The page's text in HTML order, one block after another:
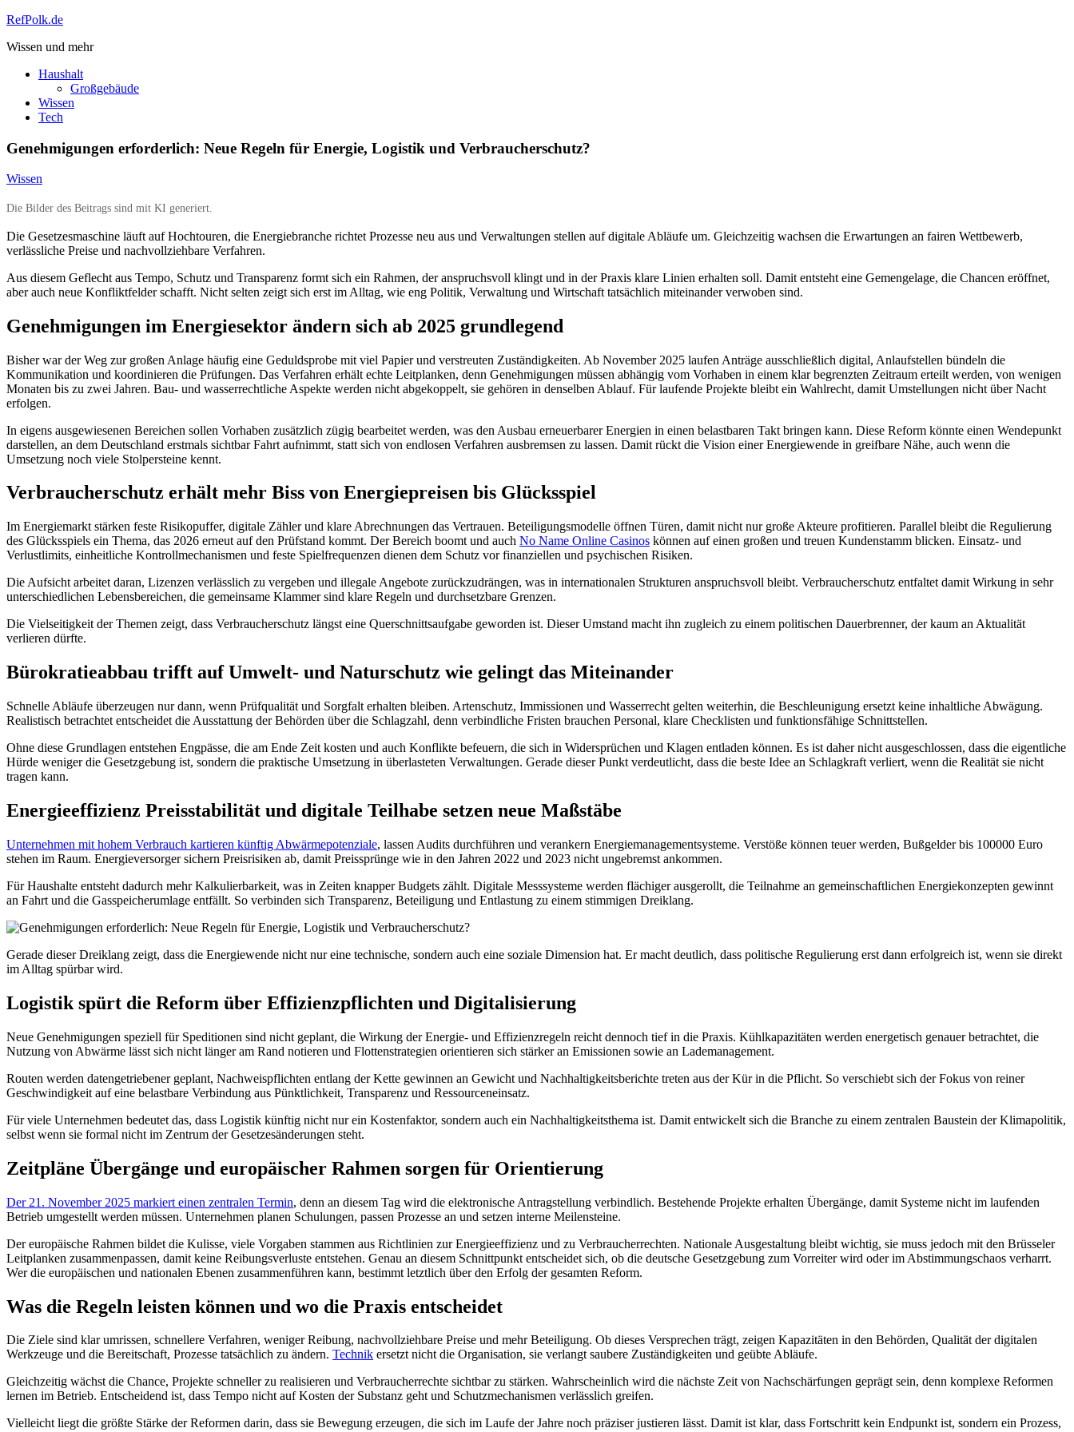
Zum
springen
RefPolk.de
Wissen und mehr
Haushalt
Großgebäude
Wissen
Tech
Genehmigungen erforderlich: Neue Regeln für Energie, Logistik und Verbraucherschutz?
Wissen
Die Bilder des Beitrags sind mit KI generiert.
Die Gesetzesmaschine läuft auf Hochtouren, die Energiebranche richtet Prozesse neu aus und Verwaltungen stellen auf digitale Abläufe um. Gleichzeitig wachsen die Erwartungen an fairen Wettbewerb,
verlässliche Preise und nachvollziehbare Verfahren.
Aus diesem Geflecht aus Tempo, Schutz und Transparenz formt sich ein Rahmen, der anspruchsvoll klingt und in der Praxis klare Linien erhalten soll. Damit entsteht eine Gemengelage, die Chancen eröffnet,
aber auch neue Konfliktfelder schafft. Nicht selten zeigt sich erst im Alltag, wie eng Politik, Verwaltung und Wirtschaft tatsächlich miteinander verwoben sind.
Genehmigungen im Energiesektor ändern sich ab 2025 grundlegend
Bisher war der Weg zur großen Anlage häufig eine Geduldsprobe mit viel Papier und verstreuten Zuständigkeiten. Ab November 2025 laufen Anträge ausschließlich digital, Anlaufstellen bündeln die
Kommunikation und koordinieren die Prüfungen. Das Verfahren erhält echte Leitplanken, denn Genehmigungen müssen abhängig vom Vorhaben in einem klar begrenzten Zeitraum erteilt werden, von wenigen
Monaten bis zu zwei Jahren. Bau- und wasserrechtliche Aspekte werden nicht abgekoppelt, sie gehören in denselben Ablauf. Für laufende Projekte bleibt ein Wahlrecht, damit Umstellungen nicht über Nacht
erfolgen.
In eigens ausgewiesenen Bereichen sollen Vorhaben zusätzlich zügig bearbeitet werden, was den Ausbau erneuerbarer Energien in einen belastbaren Takt bringen kann. Diese Reform könnte einen Wendepunkt
darstellen, an dem Deutschland erstmals sichtbar Fahrt aufnimmt, statt sich von endlosen Verfahren ausbremsen zu lassen. Damit rückt die Vision einer Energiewende in greifbare Nähe, auch wenn die
Umsetzung noch viele Stolpersteine kennt.
Verbraucherschutz erhält mehr Biss von Energiepreisen bis Glücksspiel
Im Energiemarkt stärken feste Risikopuffer, digitale Zähler und klare Abrechnungen das Vertrauen. Beteiligungsmodelle öffnen Türen, damit nicht nur große Akteure profitieren. Parallel bleibt die Regulierung
des Glücksspiels ein Thema, das 2026 erneut auf den Prüfstand kommt. Der Bereich boomt und auch No Name Online Casinos können auf einen großen und treuen Kundenstamm blicken. Einsatz- und
Verlustlimits, einheitliche Kontrollmechanismen und feste Spielfrequenzen dienen dem Schutz vor finanziellen und psychischen Risiken.
Die Aufsicht arbeitet daran, Lizenzen verlässlich zu vergeben und illegale Angebote zurückzudrängen, was in internationalen Strukturen anspruchsvoll bleibt. Verbraucherschutz entfaltet damit Wirkung in sehr
unterschiedlichen Lebensbereichen, die gemeinsame Klammer sind klare Regeln und durchsetzbare Grenzen.
Die Vielseitigkeit der Themen zeigt, dass Verbraucherschutz längst eine Querschnittsaufgabe geworden ist. Dieser Umstand macht ihn zugleich zu einem politischen Dauerbrenner, der kaum an Aktualität
verlieren dürfte.
Bürokratieabbau trifft auf Umwelt- und Naturschutz wie gelingt das Miteinander
Schnelle Abläufe überzeugen nur dann, wenn Prüfqualität und Sorgfalt erhalten bleiben. Artenschutz, Immissionen und Wasserrecht gelten weiterhin, die Beschleunigung ersetzt keine inhaltliche Abwägung.
Realistisch betrachtet entscheidet die Ausstattung der Behörden über die Schlagzahl, denn verbindliche Fristen brauchen Personal, klare Checklisten und funktionsfähige Schnittstellen.
Ohne diese Grundlagen entstehen Engpässe, die am Ende Zeit kosten und auch Konflikte befeuern, die sich in Widersprüchen und Klagen entladen können. Es ist daher nicht ausgeschlossen, dass die eigentliche
Hürde weniger die Gesetzgebung ist, sondern die praktische Umsetzung in überlasteten Verwaltungen. Gerade dieser Punkt verdeutlicht, dass die beste Idee an Schlagkraft verliert, wenn die Realität sie nicht
tragen kann.
Energieeffizienz Preisstabilität und digitale Teilhabe setzen neue Maßstäbe
Unternehmen mit hohem Verbrauch kartieren künftig Abwärmepotenziale, lassen Audits durchführen und verankern Energiemanagementsysteme. Verstöße können teuer werden, Bußgelder bis 100000 Euro
stehen im Raum. Energieversorger sichern Preisrisiken ab, damit Preissprünge wie in den Jahren 2022 und 2023 nicht ungebremst ankommen.
Für Haushalte entsteht dadurch mehr Kalkulierbarkeit, was in Zeiten knapper Budgets zählt. Digitale Messsysteme werden flächiger ausgerollt, die Teilnahme an gemeinschaftlichen Energiekonzepten gewinnt
an Fahrt und die Gasspeicherumlage entfällt. So verbinden sich Transparenz, Beteiligung und Entlastung zu einem stimmigen Dreiklang.
Gerade dieser Dreiklang zeigt, dass die Energiewende nicht nur eine technische, sondern auch eine soziale Dimension hat. Er macht deutlich, dass politische Regulierung erst dann erfolgreich ist, wenn sie direkt
im Alltag spürbar wird.
Logistik spürt die Reform über Effizienzpflichten und Digitalisierung
Neue Genehmigungen speziell für Speditionen sind nicht geplant, die Wirkung der Energie- und Effizienzregeln reicht dennoch tief in die Praxis. Kühlkapazitäten werden energetisch genauer betrachtet, die
Nutzung von Abwärme lässt sich nicht länger am Rand notieren und Flottenstrategien orientieren sich stärker an Emissionen sowie an Lademanagement.
Routen werden datengetriebener geplant, Nachweispflichten entlang der Kette gewinnen an Gewicht und Nachhaltigkeitsberichte treten aus der Kür in die Pflicht. So verschiebt sich der Fokus von reiner
Geschwindigkeit auf eine belastbare Verbindung aus Pünktlichkeit, Transparenz und Ressourceneinsatz.
Für viele Unternehmen bedeutet das, dass Logistik künftig nicht nur ein Kostenfaktor, sondern auch ein Nachhaltigkeitsthema ist. Damit entwickelt sich die Branche zu einem zentralen Baustein der Klimapolitik,
selbst wenn sie formal nicht im Zentrum der Gesetzesänderungen steht.
Zeitpläne Übergänge und europäischer Rahmen sorgen für Orientierung
Der 21. November 2025 markiert einen zentralen Termin, denn an diesem Tag wird die elektronische Antragstellung verbindlich. Bestehende Projekte erhalten Übergänge, damit Systeme nicht im laufenden
Betrieb umgestellt werden müssen. Unternehmen planen Schulungen, passen Prozesse an und setzen interne Meilensteine.
Der europäische Rahmen bildet die Kulisse, viele Vorgaben stammen aus Richtlinien zur Energieeffizienz und zu Verbraucherrechten. Nationale Ausgestaltung bleibt wichtig, sie muss jedoch mit den Brüsseler
Leitplanken zusammenpassen, damit keine Reibungsverluste entstehen. Genau an diesem Schnittpunkt entscheidet sich, ob die deutsche Gesetzgebung zum Vorreiter wird oder im Abstimmungschaos verharrt.
Wer die europäischen und nationalen Ebenen zusammenführen kann, bestimmt letztlich über den Erfolg der gesamten Reform.
Was die Regeln leisten können und wo die Praxis entscheidet
Die Ziele sind klar umrissen, schnellere Verfahren, weniger Reibung, nachvollziehbare Preise und mehr Beteiligung. Ob dieses Versprechen trägt, zeigen Kapazitäten in den Behörden, Qualität der digitalen
Werkzeuge und die Bereitschaft, Prozesse tatsächlich zu ändern. Technik ersetzt nicht die Organisation, sie verlangt saubere Zuständigkeiten und geübte Abläufe.
Gleichzeitig wächst die Chance, Projekte schneller zu realisieren und Verbraucherrechte sichtbar zu stärken. Wahrscheinlich wird die nächste Zeit von Nachschärfungen geprägt sein, denn komplexe Reformen
lernen im Betrieb. Entscheidend ist, dass Tempo nicht auf Kosten der Substanz geht und Schutzmechanismen verlässlich greifen.
Vielleicht liegt die größte Stärke der Reformen darin, dass sie Bewegung erzeugen, die sich im Laufe der Jahre noch präziser justieren lässt. Damit ist klar, dass Fortschritt kein Endpunkt ist, sondern ein Prozess,